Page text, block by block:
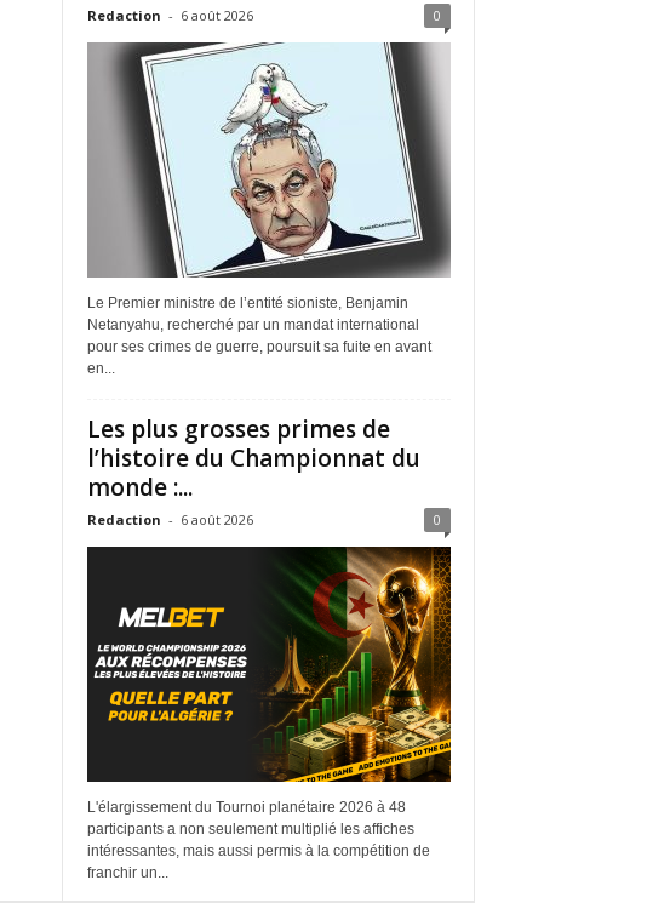
Redaction - 6 août 2026 0
Le Premier ministre de l’entité sioniste, Benjamin
Netanyahu, recherché par un mandat international
pour ses crimes de guerre, poursuit sa fuite en avant
en...
Les plus grosses primes de
l’histoire du Championnat du
monde :...
Redaction - 6 août 2026 0
L'élargissement du Tournoi planétaire 2026 à 48
participants a non seulement multiplié les affiches
intéressantes, mais aussi permis à la compétition de
franchir un...